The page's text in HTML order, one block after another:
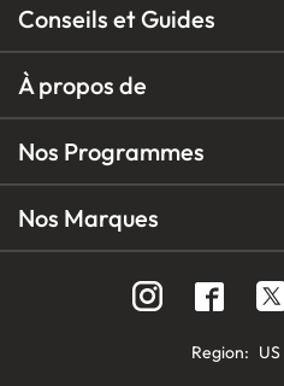
Conseils et Guides
À propos de
Nos Programmes
Nos Marques
Region: US